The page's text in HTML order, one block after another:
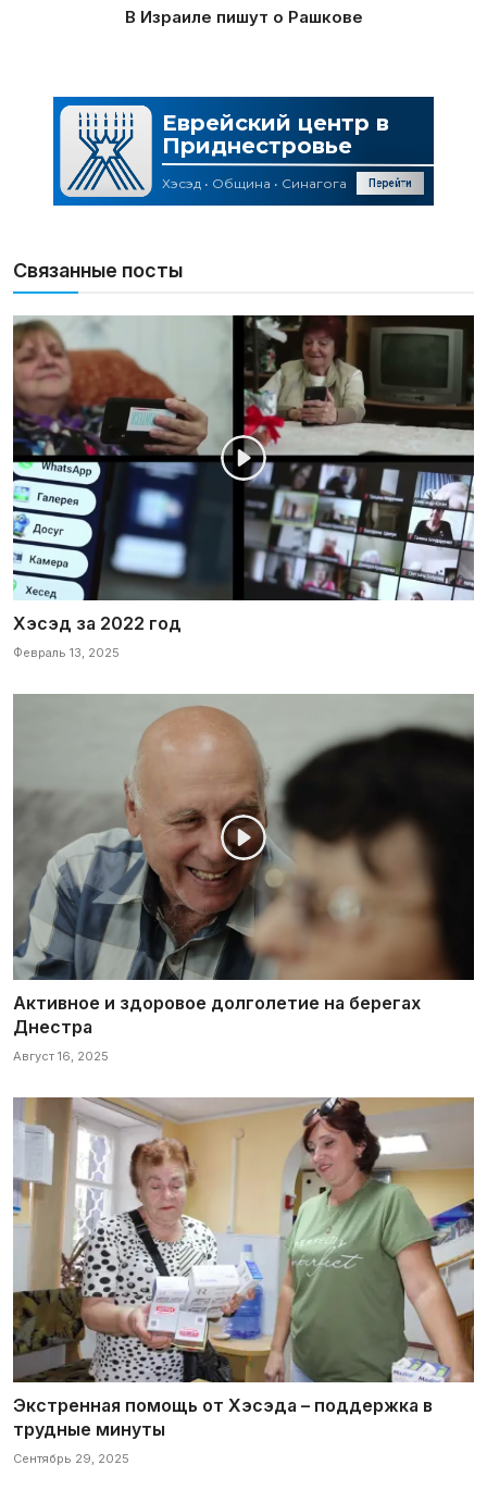
В Израиле пишут о Рашкове
Связанные посты
Хэсэд за 2022 год
Февраль 13, 2025
Активное и здоровое долголетие на берегах
Днестра
Август 16, 2025
Экстренная помощь от Хэсэда – поддержка в
трудные минуты
Сентябрь 29, 2025